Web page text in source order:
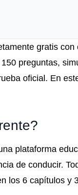
gratis con
preguntas,
oficial. En
plataforma
de conducir.
los 6 capítulos y